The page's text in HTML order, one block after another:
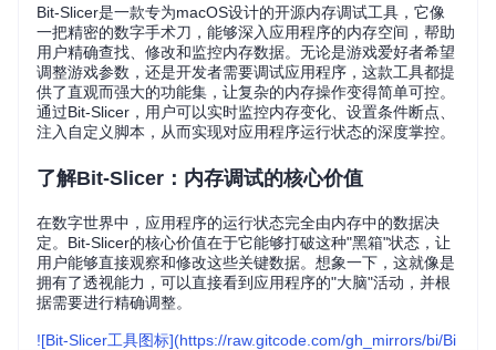
Bit-Slicer是一款专为macOS设计的开源内存调试工具，它像
一把精密的数字手术刀，能够深入应用程序的内存空间，帮助
用户精确查找、修改和监控内存数据。无论是游戏爱好者希望
调整游戏参数，还是开发者需要调试应用程序，这款工具都提
供了直观而强大的功能集，让复杂的内存操作变得简单可控。
通过Bit-Slicer，用户可以实时监控内存变化、设置条件断点、
注入自定义脚本，从而实现对应用程序运行状态的深度掌控。
了解Bit-Slicer：内存调试的核心价值
在数字世界中，应用程序的运行状态完全由内存中的数据决
定。Bit-Slicer的核心价值在于它能够打破这种"黑箱"状态，让
用户能够直接观察和修改这些关键数据。想象一下，这就像是
拥有了透视能力，可以直接看到应用程序的"大脑"活动，并根
据需要进行精确调整。
![Bit-Slicer工具图标](https://raw.gitcode.com/gh_mirrors/bi/Bi